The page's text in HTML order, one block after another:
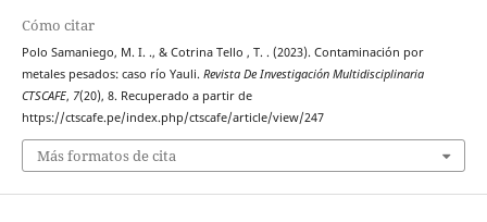
Cómo citar
Polo Samaniego, M. I. ., & Cotrina Tello , T. . (2023). Contaminación por
metales pesados: caso río Yauli. Revista De Investigación Multidisciplinaria
CTSCAFE, 7(20), 8. Recuperado a partir de
https://ctscafe.pe/index.php/ctscafe/article/view/247
Más formatos de cita